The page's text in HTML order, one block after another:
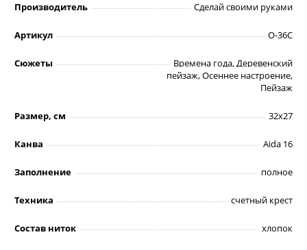
Производитель Сделай своими руками
Артикул О-36С
Сюжеты
Времена года, Деревенский
пейзаж, Осеннее настроение,
Пейзаж
Размер, см 32х27
Канва Aida 16
Заполнение полное
Техника счетный крест
Состав ниток хлопок